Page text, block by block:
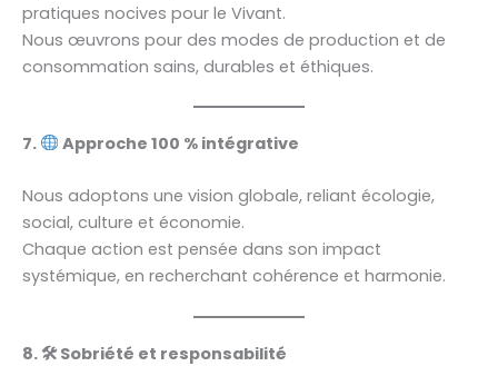
pratiques nocives pour le Vivant.
Nous œuvrons pour des modes de production et de
consommation sains, durables et éthiques.
7. Approche 100 % intégrative
Nous adoptons une vision globale, reliant écologie,
social, culture et économie.
Chaque action est pensée dans son impact
systémique, en recherchant cohérence et harmonie.
8. 🛠Sobriété et responsabilité